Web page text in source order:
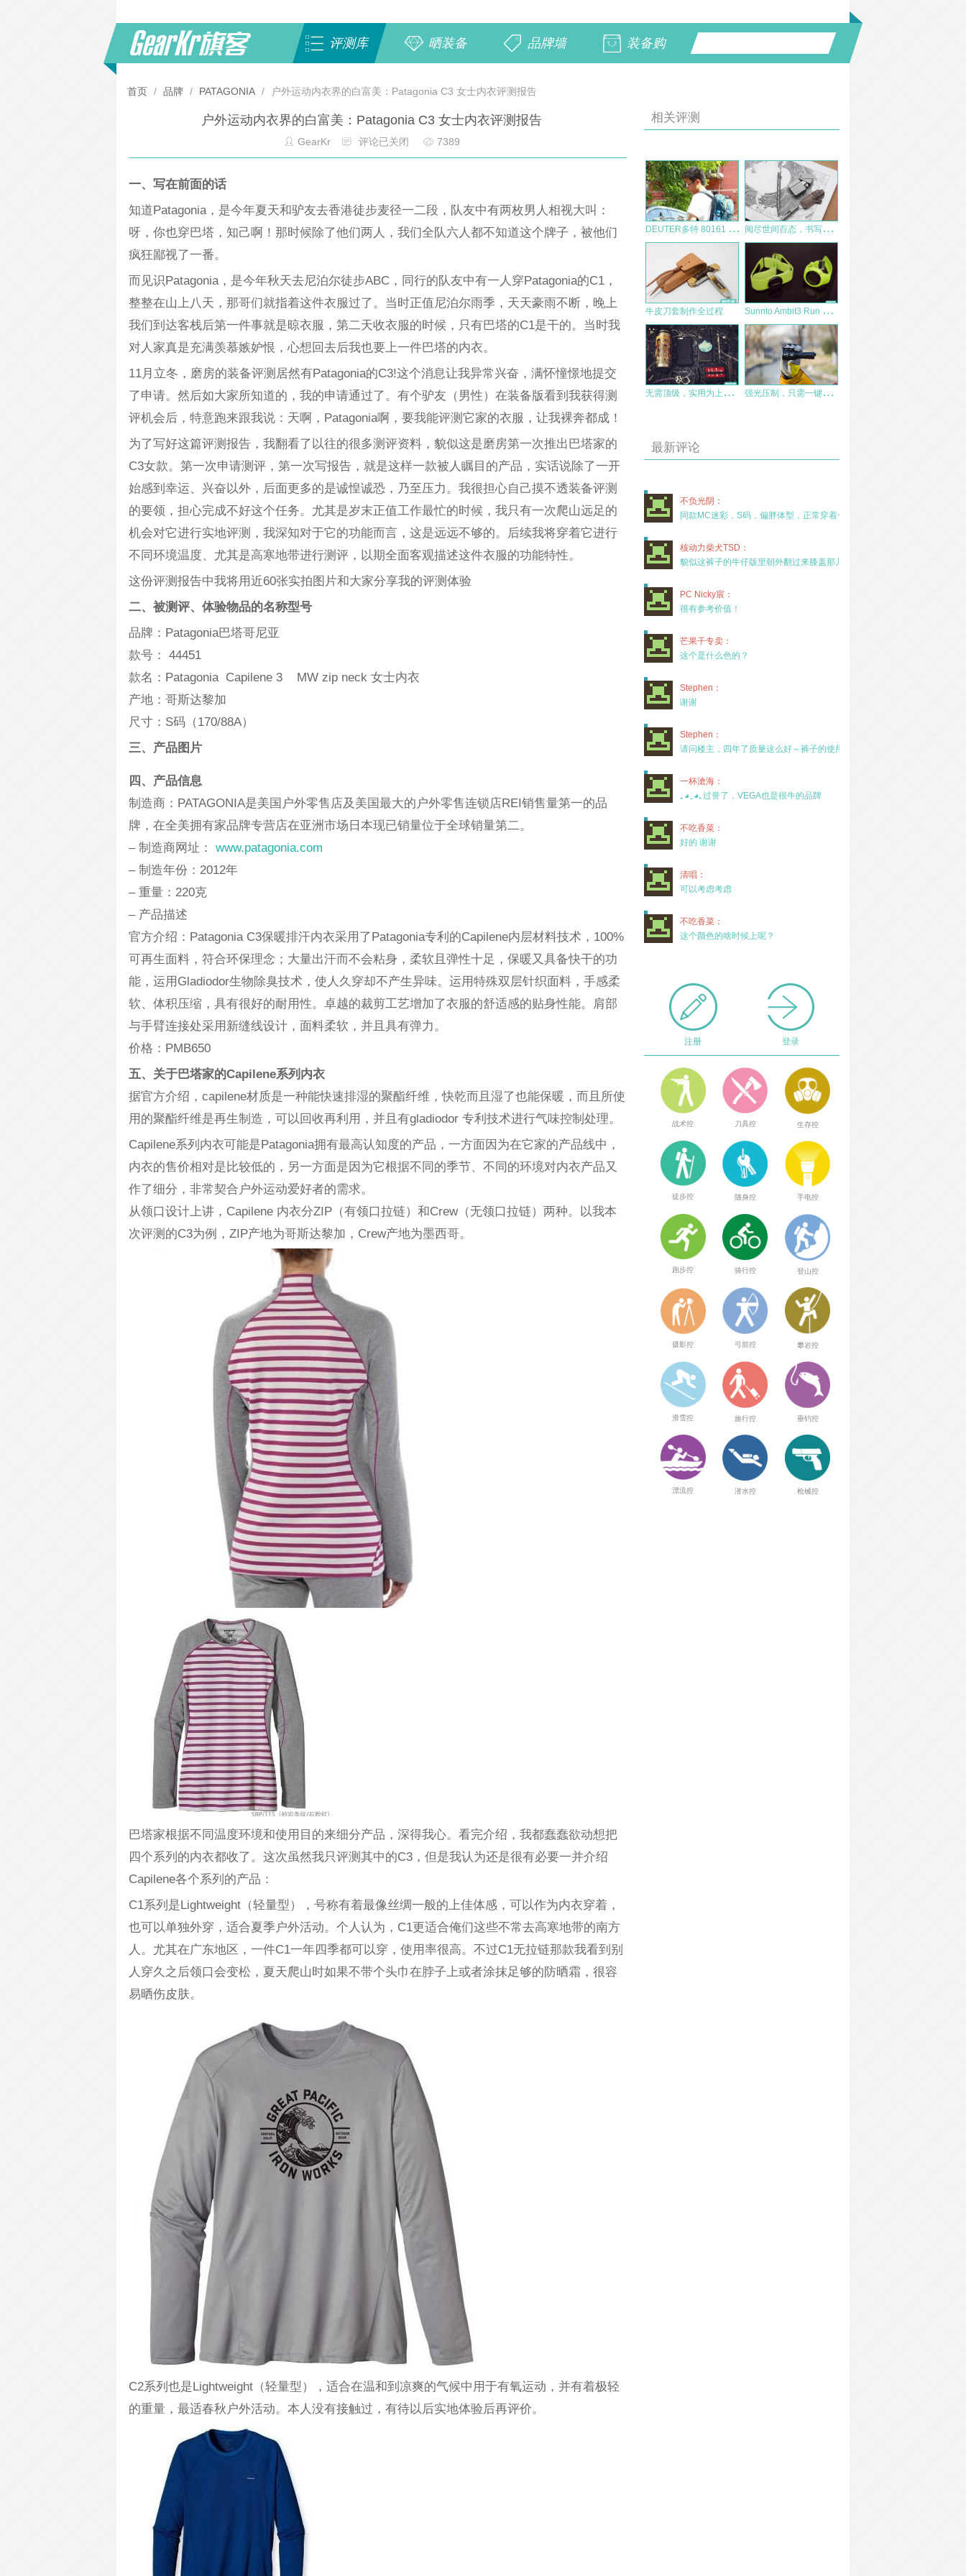
评测库 晒装备 品牌墙 装备购
首页 / 品牌 / PATAGONIA / 户外运动内衣界的白富美：Patagonia C3 女士内衣评测报告
户外运动内衣界的白富美：Patagonia C3 女士内衣评测报告
GearKr 评论已关闭 7389
一、写在前面的话
知道Patagonia，是今年夏天和驴友去香港徒步麦径一二段，队友中有两枚男人相视大叫：
呀，你也穿巴塔，知己啊！那时候除了他们两人，我们全队六人都不知道这个牌子，被他们
疯狂鄙视了一番。
而见识Patagonia，是今年秋天去尼泊尔徒步ABC，同行的队友中有一人穿Patagonia的C1，
整整在山上八天，那哥们就指着这件衣服过了。当时正值尼泊尔雨季，天天豪雨不断，晚上
我们到达客栈后第一件事就是晾衣服，第二天收衣服的时候，只有巴塔的C1是干的。当时我
对人家真是充满羡慕嫉妒恨，心想回去后我也要上一件巴塔的内衣。
11月立冬，磨房的装备评测居然有Patagonia的C3!这个消息让我异常兴奋，满怀憧憬地提交
了申请。然后如大家所知道的，我的申请通过了。有个驴友（男性）在装备版看到我获得测
评机会后，特意跑来跟我说：天啊，Patagonia啊，要我能评测它家的衣服，让我裸奔都成！
为了写好这篇评测报告，我翻看了以往的很多测评资料，貌似这是磨房第一次推出巴塔家的
C3女款。第一次申请测评，第一次写报告，就是这样一款被人瞩目的产品，实话说除了一开
始感到幸运、兴奋以外，后面更多的是诚惶诚恐，乃至压力。我很担心自己摸不透装备评测
的要领，担心完成不好这个任务。尤其是岁末正值工作最忙的时候，我只有一次爬山远足的
机会对它进行实地评测，我深知对于它的功能而言，这是远远不够的。后续我将穿着它进行
不同环境温度、尤其是高寒地带进行测评，以期全面客观描述这件衣服的功能特性。
这份评测报告中我将用近60张实拍图片和大家分享我的评测体验
二、被测评、体验物品的名称型号
品牌：Patagonia巴塔哥尼亚
款号： 44451
款名：Patagonia Capilene 3 MW zip neck 女士内衣
产地：哥斯达黎加
尺寸：S码（170/88A）
三、产品图片
四、产品信息
制造商：PATAGONIA是美国户外零售店及美国最大的户外零售连锁店REI销售量第一的品
牌，在全美拥有家品牌专营店在亚洲市场日本现已销量位于全球销量第二。
– 制造商网址： www.patagonia.com
– 制造年份：2012年
– 重量：220克
– 产品描述
官方介绍：Patagonia C3保暖排汗内衣采用了Patagonia专利的Capilene内层材料技术，100%
可再生面料，符合环保理念；大量出汗而不会粘身，柔软且弹性十足，保暖又具备快干的功
能，运用Gladiodor生物除臭技术，使人久穿却不产生异味。运用特殊双层针织面料，手感柔
软、体积压缩，具有很好的耐用性。卓越的裁剪工艺增加了衣服的舒适感的贴身性能。肩部
与手臂连接处采用新缝线设计，面料柔软，并且具有弹力。
价格：PMB650
五、关于巴塔家的Capilene系列内衣
据官方介绍，capilene材质是一种能快速排湿的聚酯纤维，快乾而且湿了也能保暖，而且所使
用的聚酯纤维是再生制造，可以回收再利用，并且有gladiodor 专利技术进行气味控制处理。
Capilene系列内衣可能是Patagonia拥有最高认知度的产品，一方面因为在它家的产品线中，
内衣的售价相对是比较低的，另一方面是因为它根据不同的季节、不同的环境对内衣产品又
作了细分，非常契合户外运动爱好者的需求。
从领口设计上讲，Capilene 内衣分ZIP（有领口拉链）和Crew（无领口拉链）两种。以我本
次评测的C3为例，ZIP产地为哥斯达黎加，Crew产地为墨西哥。
巴塔家根据不同温度环境和使用目的来细分产品，深得我心。看完介绍，我都蠢蠢欲动想把
四个系列的内衣都收了。这次虽然我只评测其中的C3，但是我认为还是很有必要一并介绍
Capilene各个系列的产品：
C1系列是Lightweight（轻量型），号称有着最像丝绸一般的上佳体感，可以作为内衣穿着，
也可以单独外穿，适合夏季户外活动。个人认为，C1更适合俺们这些不常去高寒地带的南方
人。尤其在广东地区，一件C1一年四季都可以穿，使用率很高。不过C1无拉链那款我看到别
人穿久之后领口会变松，夏天爬山时如果不带个头巾在脖子上或者涂抹足够的防晒霜，很容
易晒伤皮肤。
C2系列也是Lightweight（轻量型），适合在温和到凉爽的气候中用于有氧运动，并有着极轻
的重量，最适春秋户外活动。本人没有接触过，有待以后实地体验后再评价。
相关评测
D
EUTER多特 80161 Creed 日常休闲背包 户外包测评 阅
尽世间百态，书写快意人生！FEGVE费戈“枪魂”钛合金笔体验
牛皮刀套制作全过程 S
unnto Ambit3 Run 腕表进阶使用报告
无
需顶级，实用为上——肥熊MOLLE战术手机壳测评 强
光压制，只需一键：奈特科尔TM9K手电
最新评论
不负光阴：
同款MC迷彩，S码，偏胖体型，正常穿着一年半，没
核动力柴犬TSD：
貌似这裤子的牛仔版里朝外翻过来膝盖那儿有放护膝的
PC Nicky宸：
很有参考价值！
芒果干专卖：
这个是什么色的？
Stephen：
谢谢
Stephen：
请问楼主，四年了质量这么好～裤子的使用率高吗？
一杯滄海：
｡◕‿◕｡过誉了，VEGA也是很牛的品牌
不吃香菜：
好的 谢谢
清唱：
可以考虑考虑
不吃香菜：
这个颜色的啥时候上呢？
注册 登录
战术控 刀具控 生存控
徒步控 随身控 手电控
跑步控 骑行控 登山控
摄影控 弓箭控 攀岩控
滑雪控 旅行控 垂钓控
漂流控 潜水控 枪械控